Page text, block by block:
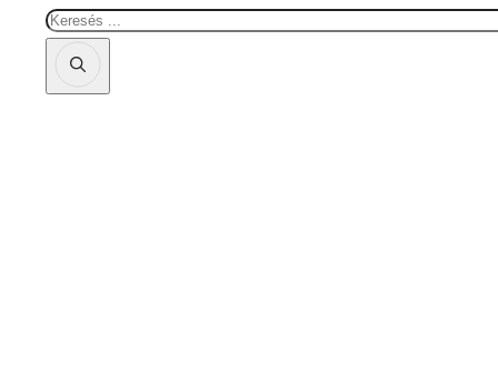
Keresés